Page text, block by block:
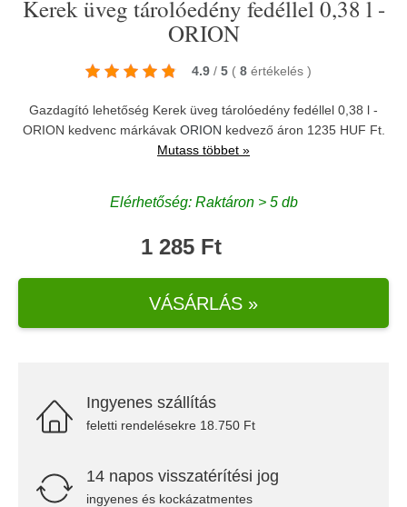
Kerek üveg tárolóedény fedéllel 0,38 l -
ORION
4.9 / 5 ( 8 értékelés )
Gazdagító lehetőség Kerek üveg tárolóedény fedéllel 0,38 l -
ORION kedvenc márkávak ORION kedvező áron 1235 HUF Ft.
Mutass többet »
Elérhetőség: Raktáron > 5 db
1 285 Ft
VÁSÁRLÁS »
Ingyenes szállítás
feletti rendelésekre 18.750 Ft
14 napos visszatérítési jog
ingyenes és kockázatmentes